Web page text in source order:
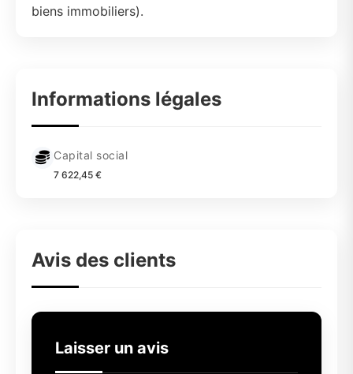
biens immobiliers).
Informations légales
Capital social
7 622,45 €
Avis des clients
Laisser un avis